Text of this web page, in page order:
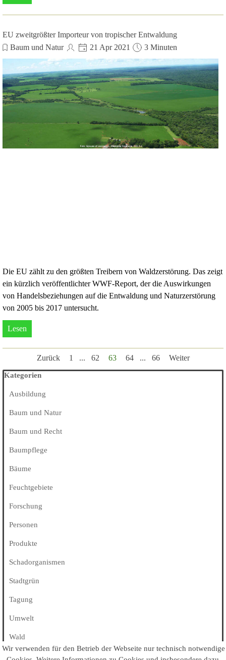
EU zweitgrößter Importeur von tropischer Entwaldung
Baum und Natur
21 Apr 2021 3 Minuten
Die EU zählt zu den größten Treibern von Waldzerstörung. Das zeigt
ein kürzlich veröffentlichter WWF-Report, der die Auswirkungen
von Handelsbeziehungen auf die Entwaldung und Naturzerstörung
von 2005 bis 2017 untersucht.
Lesen
Zurück Gehen Sie zu Seite:
1 ... Gehen Sie zu Seite:
62 Aktuelle Seite:
63 Gehen Sie zu Seite:
64 ... Gehen Sie zu Seite:
66
Weiter
Block überspringen Kategorien
Kategorien
Ausbildung
Baum und Natur
Baum und Recht
Baumpflege
Bäume
Feuchtgebiete
Forschung
Personen
Produkte
Schadorganismen
Stadtgrün
Tagung
Umwelt
Wald
Alle Kategorien
Wir verwenden für den Betrieb der Webseite nur technisch notwendige